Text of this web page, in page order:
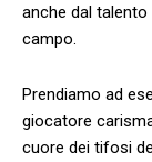
anche dal
campo.
Prendiamo ad
giocatore
cuore dei tifosi